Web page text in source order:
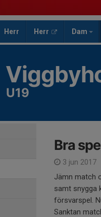
Herr Herr Dam
U19
Bra
3 jun 2017
Jämn match
samt snygga
försvarspel.
Sanktan